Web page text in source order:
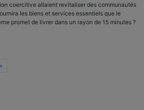
coercitive allaient revitaliser des communautés
les biens et services essentiels que le
promet de livrer dans un rayon de 15 minutes ?